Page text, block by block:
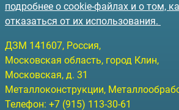
подробнее о cookie-файлах и о том,
отказаться от их использования.
ДЗМ 141607, Россия,
Московская область, город Клин,
Московская, д. 31
Металлоконструкции,
Телефон: +7 (915) 113-30-61